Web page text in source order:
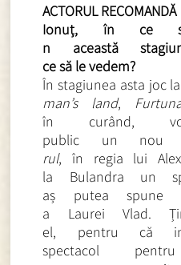
ACTORUL RECOMANDĂ
Ionuț, în ce
n această
ce să le vedem?
În stagiunea asta joc
man’s land,
în curând,
public un nou
rul, în regia lui
la Bulandra un
aș putea spune
a Laurei Vlad.
el, pentru că
spectacol